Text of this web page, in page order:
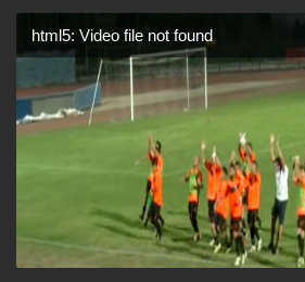
html5: Video file not found